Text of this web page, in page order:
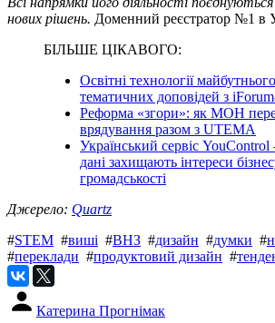
нових рішень. Доменний реєстратор №1 в
БІЛЬШЕ ЦІКАВОГО:
Освітні технології
тематичних доповідей з
Реформа «згори»: як МОН
врядування разом з UТЕMA
Український сервіс YouControl
дані захищають інтереси
громадськості
Джерело: Quartz
#STEM #виші #ВНЗ #дизайн #думки #
#переклади #продуктовий дизайн #
Катерина Прогнімак